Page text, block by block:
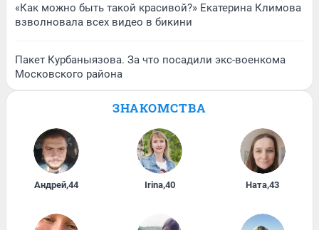
«Как можно быть такой красивой?» Екатерина Климова
взволновала всех видео в бикини
Пакет Курбаныязова. За что посадили экс-военкома
Московского района
ЗНАКОМСТВА
Андрей,44 Irina,40 Ната,43